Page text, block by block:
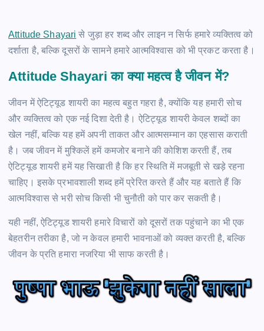
Attitude Shayari से जुड़ा हर शब्द और लाइन न सिर्फ हमारे व्यक्तित्व को
दर्शाता है, बल्कि दूसरों के सामने हमारे आत्मविश्वास को भी प्रकट करता है।
Attitude Shayari का क्या महत्व है जीवन में?
जीवन में ऐटिट्यूड शायरी का महत्व बहुत गहरा है, क्योंकि यह हमारी सोच
और व्यक्तित्व को एक नई दिशा देती है। ऐटिट्यूड शायरी केवल शब्दों का
खेल नहीं, बल्कि यह हमें अपनी ताकत और आत्मसम्मान का एहसास कराती
है। जब जीवन में मुश्किलें हमें कमजोर बनाने की कोशिश करती हैं, तब
ऐटिट्यूड शायरी हमें यह सिखाती है कि हर स्थिति में मजबूती से खड़े रहना
चाहिए। इसके प्रभावशाली शब्द हमें प्रेरित करते हैं और यह बताते हैं कि
आत्मविश्वास से भरी सोच किसी भी चुनौती को पार कर सकती है।
यही नहीं, ऐटिट्यूड शायरी हमारे विचारों को दूसरों तक पहुंचाने का भी एक
बेहतरीन तरीका है, जो न केवल हमारी भावनाओं को व्यक्त करती है, बल्कि
जीवन के प्रति हमारा नजरिया भी साफ करती है।